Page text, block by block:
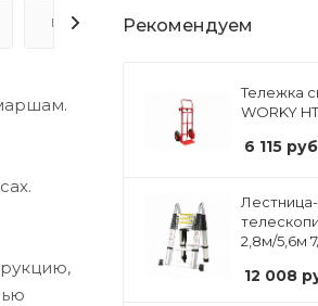
ВОПРОС-ОТВЕТРекомендуем
Тележка
WORKY
6 115
2,8м/5,6м
12 008